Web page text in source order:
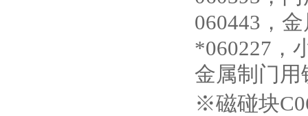
060443，
*060227，
金属制门用
※磁碰块